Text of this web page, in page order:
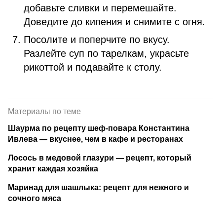
добавьте сливки и перемешайте.
Доведите до кипения и снимите с огня.
Посолите и поперчите по вкусу.
Разлейте суп по тарелкам, украсьте
рикоттой и подавайте к столу.
Материалы по теме
Шаурма по рецепту шеф-повара Константина
Ивлева — вкуснее, чем в кафе и ресторанах
Лосось в медовой глазури — рецепт, который
хранит каждая хозяйка
Маринад для шашлыка: рецепт для нежного и
сочного мяса